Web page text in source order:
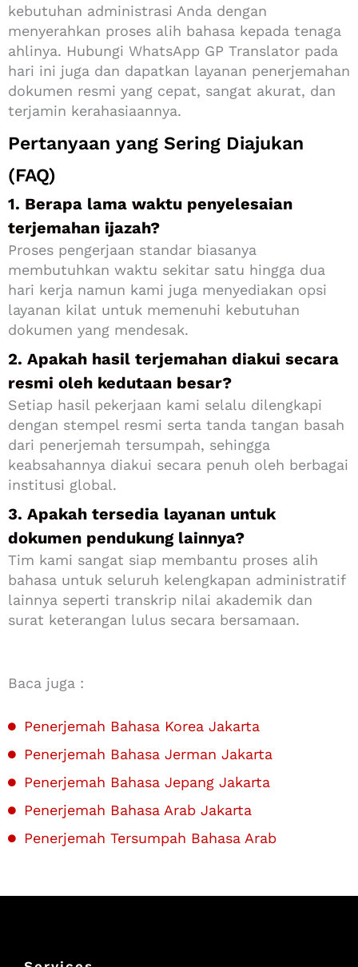
kebutuhan administrasi Anda dengan
menyerahkan proses alih bahasa kepada tenaga
ahlinya. Hubungi WhatsApp GP Translator pada
hari ini juga dan dapatkan layanan penerjemahan
dokumen resmi yang cepat, sangat akurat, dan
terjamin kerahasiaannya.
Pertanyaan yang Sering Diajukan
(FAQ)
1. Berapa lama waktu penyelesaian
terjemahan ijazah?
Proses pengerjaan standar biasanya
membutuhkan waktu sekitar satu hingga dua
hari kerja namun kami juga menyediakan opsi
layanan kilat untuk memenuhi kebutuhan
dokumen yang mendesak.
2. Apakah hasil terjemahan diakui secara
resmi oleh kedutaan besar?
Setiap hasil pekerjaan kami selalu dilengkapi
dengan stempel resmi serta tanda tangan basah
dari penerjemah tersumpah, sehingga
keabsahannya diakui secara penuh oleh berbagai
institusi global.
3. Apakah tersedia layanan untuk
dokumen pendukung lainnya?
Tim kami sangat siap membantu proses alih
bahasa untuk seluruh kelengkapan administratif
lainnya seperti transkrip nilai akademik dan
surat keterangan lulus secara bersamaan.
Baca juga :
Penerjemah Bahasa Korea Jakarta
Penerjemah Bahasa Jerman Jakarta
Penerjemah Bahasa Jepang Jakarta
Penerjemah Bahasa Arab Jakarta
Penerjemah Tersumpah Bahasa Arab